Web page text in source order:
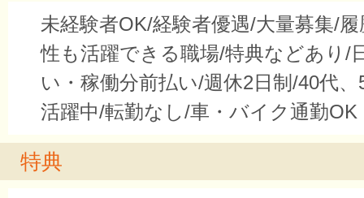
未経験者OK/経験者優遇/大量募集/
性も活躍できる職場/特典などあり/
い・稼働分前払い/週休2日制/40代
活躍中/転勤なし/車・バイク通勤OK
特典